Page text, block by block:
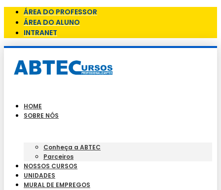
ÁREA DO PROFESSOR
ÁREA DO ALUNO
INTRANET
HOME
SOBRE NÓS
Conheça a ABTEC
Parceiros
NOSSOS CURSOS
UNIDADES
MURAL DE EMPREGOS